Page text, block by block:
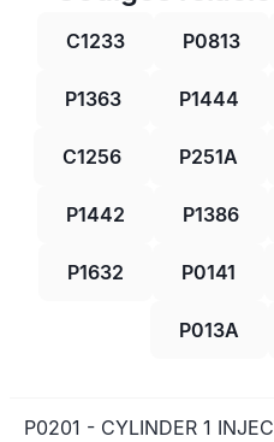
C1233 P0813
P1363 P1444
C1256 P251A
P1442 P1386
P1632 P0141
P013A
P0201 - CYLINDER 1